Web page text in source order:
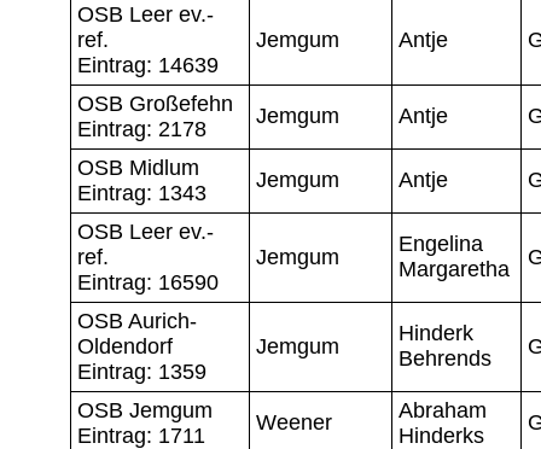
OSB Leer ev.-
ref.
Eintrag: 14639
Jemgum Antje
OSB Großefehn
Eintrag: 2178
Jemgum Antje
OSB Midlum
Eintrag: 1343
Jemgum Antje
OSB Leer ev.-
ref.
Eintrag: 16590
Jemgum
Engelina
Margaretha
OSB Aurich-
Oldendorf
Eintrag: 1359
Jemgum
Hinderk
Behrends
OSB Jemgum
Eintrag: 1711
Weener
Abraham
Hinderks